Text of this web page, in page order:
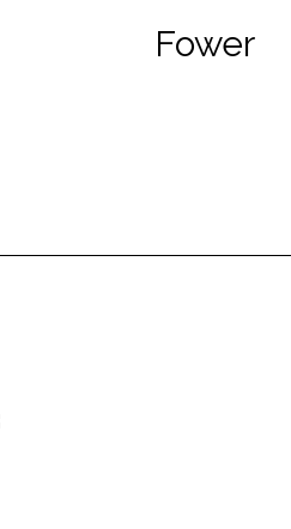
Fower